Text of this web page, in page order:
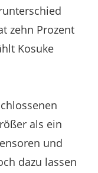
zehn Prozent
Kosuke
als ein
und
dazu lassen